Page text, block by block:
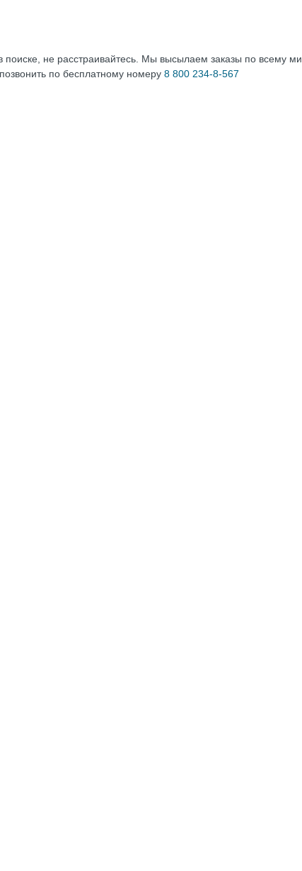
не расстраивайтесь. Мы высылаем заказы по всему
по бесплатному номеру 8 800 234-8-567